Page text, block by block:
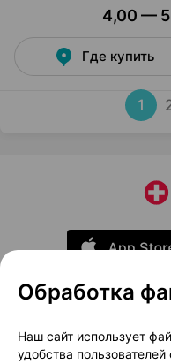
4,00 —
Где купить
1
О проекте
Размещение
Обработка
Наш сайт использует
удобства